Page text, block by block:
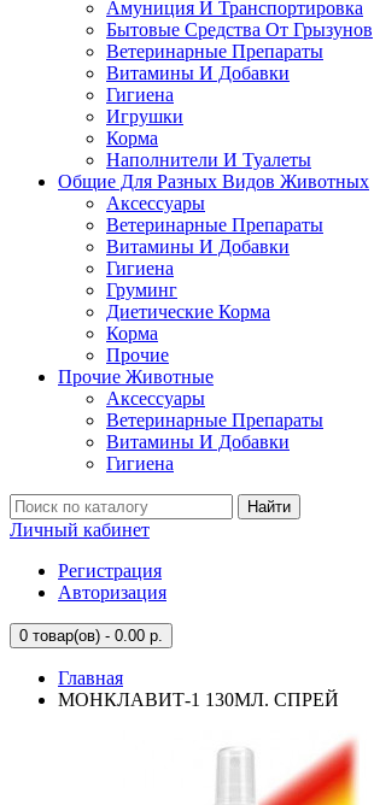
Амуниция И Транспортировка
Бытовые Средства От Грызунов
Ветеринарные Препараты
Витамины И Добавки
Гигиена
Игрушки
Корма
Наполнители И Туалеты
Общие Для Разных Видов Животных
Аксессуары
Ветеринарные Препараты
Витамины И Добавки
Гигиена
Груминг
Диетические Корма
Корма
Прочие
Прочие Животные
Аксессуары
Ветеринарные Препараты
Витамины И Добавки
Гигиена
Найти
Личный кабинет
Регистрация
Авторизация
0 товар(ов) - 0.00 р.
Главная
МОНКЛАВИТ-1 130МЛ. СПРЕЙ